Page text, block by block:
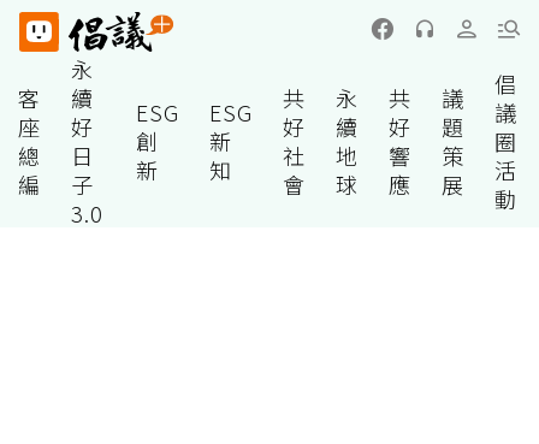
客
座
總
編
永
續
好
日
子
3.0
ESG
創
新
ESG
新
知
共
好
社
會
永
續
地
球
共
好
響
應
議
題
策
展
倡
議
圈
活
動